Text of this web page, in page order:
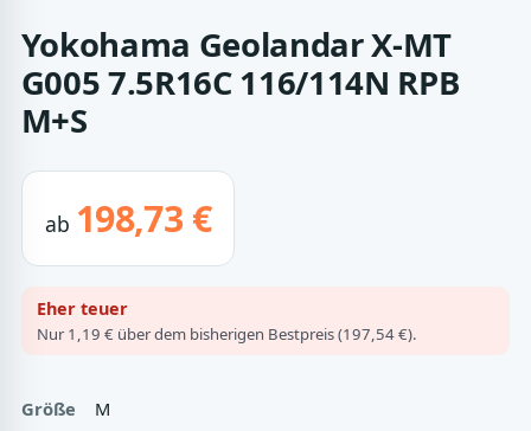
Yokohama Geolandar X-MT
G005 7.5R16C 116/114N RPB
M+S
ab 198,73 €
Eher teuer
Nur 1,19 € über dem bisherigen Bestpreis (197,54 €).
Größe M